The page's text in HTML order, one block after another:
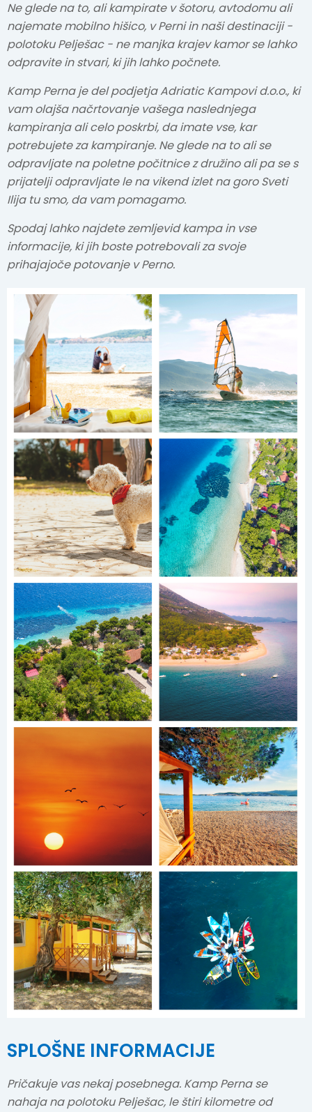
Ne glede na to, ali kampirate v šotoru, avtodomu ali
najemate mobilno hišico, v Perni in naši destinaciji -
polotoku Pelješac - ne manjka krajev kamor se lahko
odpravite in stvari, ki jih lahko počnete.
Kamp Perna je del podjetja Adriatic Kampovi d.o.o., ki
vam olajša načrtovanje vašega naslednjega
kampiranja ali celo poskrbi, da imate vse, kar
potrebujete za kampiranje. Ne glede na to ali se
odpravljate na poletne počitnice z družino ali pa se s
prijatelji odpravljate le na vikend izlet na goro Sveti
Ilija tu smo, da vam pomagamo.
Spodaj lahko najdete zemljevid kampa in vse
informacije, ki jih boste potrebovali za svoje
prihajajoče potovanje v Perno.
SPLOŠNE INFORMACIJE
Pričakuje vas nekaj posebnega. Kamp Perna se
nahaja na polotoku Pelješac, le štiri kilometre od